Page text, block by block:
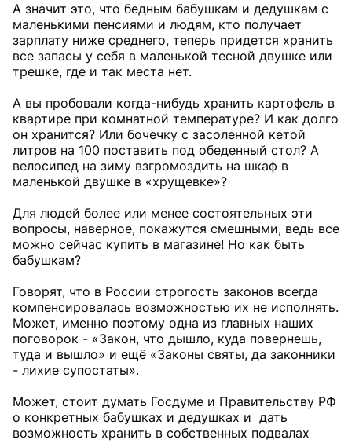
А значит это, что бедным бабушкам и дедушкам с
маленькими пенсиями и людям, кто получает
зарплату ниже среднего, теперь придется хранить
все запасы у себя в маленькой тесной двушке или
трешке, где и так места нет.
А вы пробовали когда-нибудь хранить картофель в
квартире при комнатной температуре? И как долго
он хранится? Или бочечку с засоленной кетой
литров на 100 поставить под обеденный стол? А
велосипед на зиму взгромоздить на шкаф в
маленькой двушке в «хрущевке»?
Для людей более или менее состоятельных эти
вопросы, наверное, покажутся смешными, ведь все
можно сейчас купить в магазине! Но как быть
бабушкам?
Говорят, что в России строгость законов всегда
компенсировалась возможностью их не исполнять.
Может, именно поэтому одна из главных наших
поговорок - «Закон, что дышло, куда повернешь,
туда и вышло» и ещё «Законы святы, да законники
- лихие супостаты».
Может, стоит думать Госдуме и Правительству РФ
о конкретных бабушках и дедушках и дать
возможность хранить в собственных подвалах